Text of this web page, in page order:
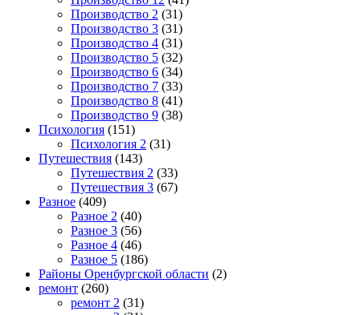
Производство 2 (31)
Производство 3 (31)
Производство 4 (31)
Производство 5 (32)
Производство 6 (34)
Производство 7 (33)
Производство 8 (41)
Производство 9 (38)
Психология (151)
Психология 2 (31)
Путешествия (143)
Путешествия 2 (33)
Путешествия 3 (67)
Разное (409)
Разное 2 (40)
Разное 3 (56)
Разное 4 (46)
Разное 5 (186)
Районы Оренбургской области (2)
ремонт (260)
ремонт 2 (31)